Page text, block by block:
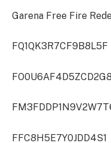
Garena Free Fire
FQ1QK3R7CF9B8L5F
FO0U6AF4D5ZCD2G8
FFC8H5E7Y0JDD4S1